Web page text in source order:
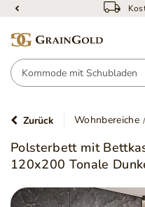
Zurück Wohnbereiche
Polsterbett mit
120x200 Tonale